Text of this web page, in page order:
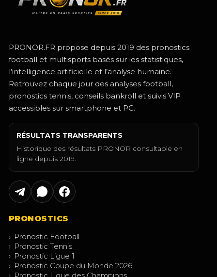
PRONOR.FR propose depuis 2019 des pronostics
football et multisports basés sur les statistiques,
l’intelligence artificielle et l’analyse humaine.
Retrouvez chaque jour des analyses football,
pronostics tennis, conseils bankroll et suivis VIP
accessibles sur smartphone et PC.
RÉSULTATS TRANSPARENTS
Historique des résultats PRONOR consultable en
ligne depuis 2019.
PRONOSTICS
› Pronostic Football
› Pronostic Tennis
› Pronostic Ligue 1
› Pronostic Coupe du Monde 2026